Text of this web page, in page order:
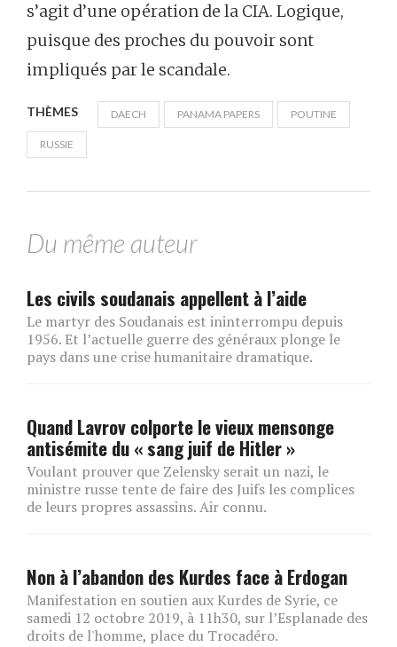
s’agit d’une opération de la CIA. Logique,
puisque des proches du pouvoir sont
impliqués par le scandale.
THÈMES DAECH PANAMA PAPERS POUTINE
RUSSIE
Du même auteur
Les civils soudanais appellent à l’aide
Le martyr des Soudanais est ininterrompu depuis
1956. Et l’actuelle guerre des généraux plonge le
pays dans une crise humanitaire dramatique.
Quand Lavrov colporte le vieux mensonge
antisémite du « sang juif de Hitler »
Voulant prouver que Zelensky serait un nazi, le
ministre russe tente de faire des Juifs les complices
de leurs propres assassins. Air connu.
Non à l’abandon des Kurdes face à Erdogan
Manifestation en soutien aux Kurdes de Syrie, ce
samedi 12 octobre 2019, à 11h30, sur l’Esplanade des
droits de l'homme, place du Trocadéro.